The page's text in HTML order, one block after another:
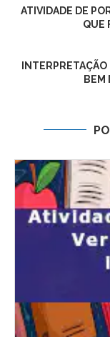
ATIVIDADE DE
QUE
BEM